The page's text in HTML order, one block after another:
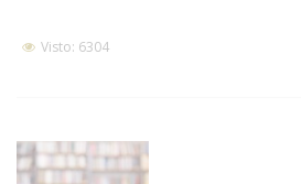
Visto: 6304